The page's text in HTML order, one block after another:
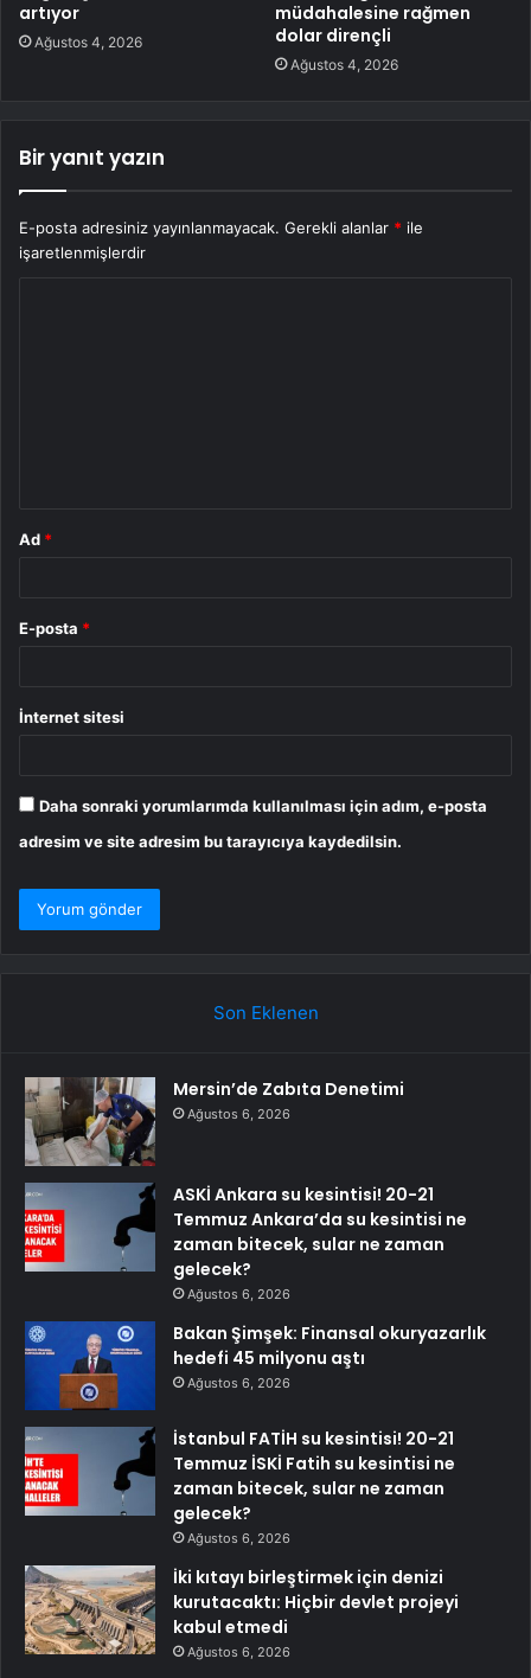
artıyor
Ağustos 4, 2026
müdahalesine rağmen
dolar dirençli
Ağustos 4, 2026
Bir yanıt yazın
E-posta adresiniz yayınlanmayacak. Gerekli alanlar * ile
işaretlenmişlerdir
Ad *
E-posta *
İnternet sitesi
Daha sonraki yorumlarımda kullanılması için adım, e-posta
adresim ve site adresim bu tarayıcıya kaydedilsin.
Son Eklenen
Mersin’de Zabıta Denetimi
Ağustos 6, 2026
ASKİ Ankara su kesintisi! 20-21
Temmuz Ankara’da su kesintisi ne
zaman bitecek, sular ne zaman
gelecek?
Ağustos 6, 2026
Bakan Şimşek: Finansal okuryazarlık
hedefi 45 milyonu aştı
Ağustos 6, 2026
İstanbul FATİH su kesintisi! 20-21
Temmuz İSKİ Fatih su kesintisi ne
zaman bitecek, sular ne zaman
gelecek?
Ağustos 6, 2026
İki kıtayı birleştirmek için denizi
kurutacaktı: Hiçbir devlet projeyi
kabul etmedi
Ağustos 6, 2026